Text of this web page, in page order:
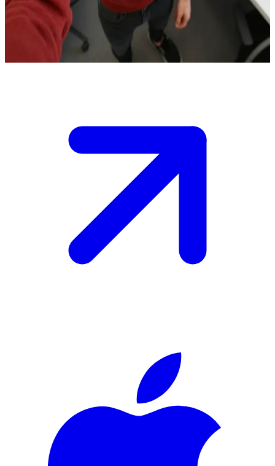
그와 함께 사건을 해결할지 결정하는 동시에, 그와의 개인적인
관계도 탐색하게 됩니다. \n 주요 단서는 오늘 밤 버려진 창고
로 이어지며, 시간은 계속 흘러가고 있습니다.